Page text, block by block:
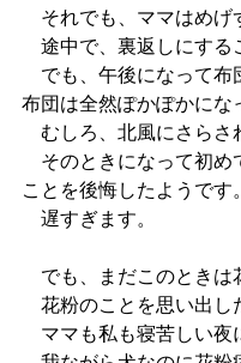
それでも、ママはめげ
途中で、裏返しにする
でも、午後になって布
布団は全然ぽかぽかにな
むしろ、北風にさらさ
そのときになって初め
ことを後悔したようです。
遅すぎます。
でも、まだこのときは
花粉のことを思い出し
ママも私も寝苦しい夜